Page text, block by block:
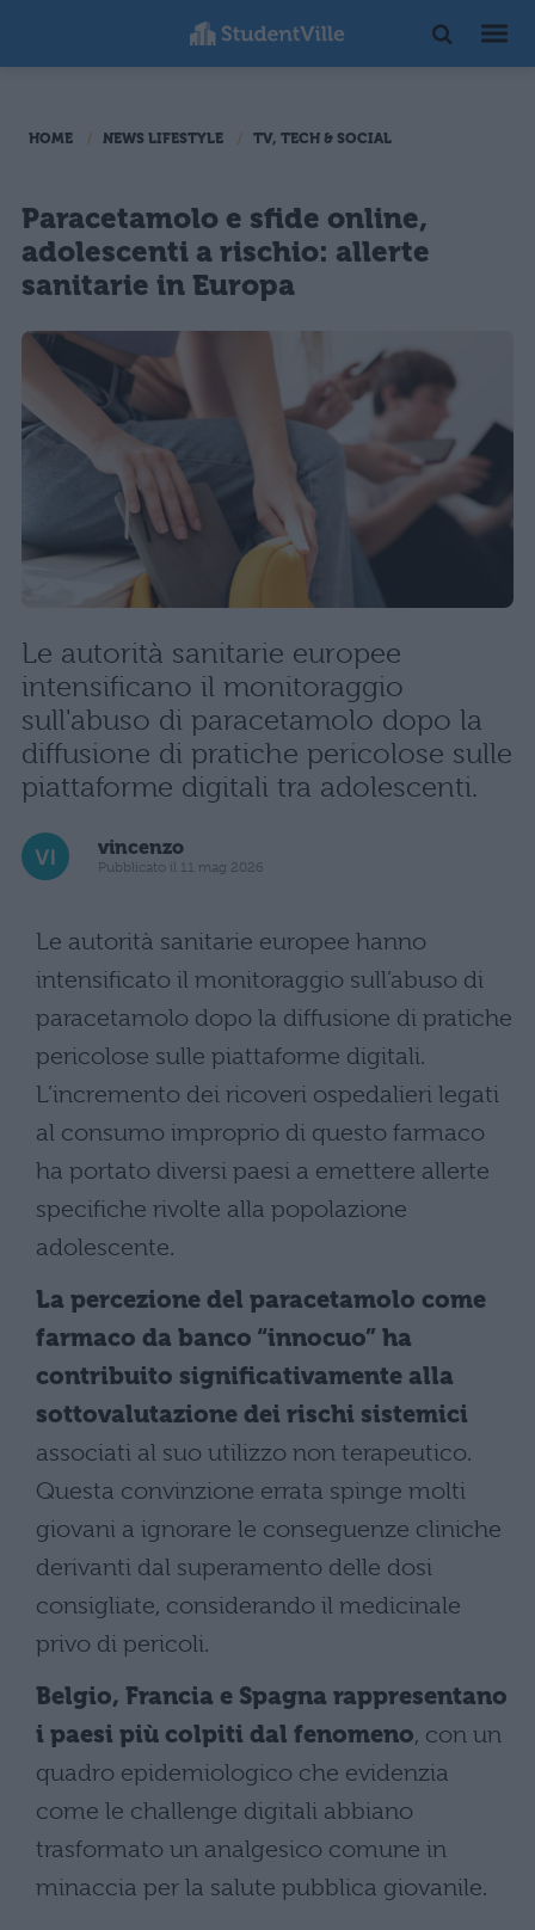
HOME NEWS LIFESTYLE TV, TECH & SOCIAL
Paracetamolo e sfide online,
adolescenti a rischio: allerte
sanitarie in Europa
Le autorità sanitarie europee
intensificano il monitoraggio
sull'abuso di paracetamolo dopo la
diffusione di pratiche pericolose sulle
piattaforme digitali tra adolescenti.
vincenzo
Pubblicato il 11 mag 2026
Le autorità sanitarie europee hanno
intensificato il monitoraggio sull’abuso di
paracetamolo dopo la diffusione di pratiche
pericolose sulle piattaforme digitali.
L’incremento dei ricoveri ospedalieri legati
al consumo improprio di questo farmaco
ha portato diversi paesi a emettere allerte
specifiche rivolte alla popolazione
adolescente.
La percezione del paracetamolo come
farmaco da banco “innocuo” ha
contribuito significativamente alla
sottovalutazione dei rischi sistemici
associati al suo utilizzo non terapeutico.
Questa convinzione errata spinge molti
giovani a ignorare le conseguenze cliniche
derivanti dal superamento delle dosi
consigliate, considerando il medicinale
privo di pericoli.
Belgio, Francia e Spagna rappresentano
i paesi più colpiti dal fenomeno, con un
quadro epidemiologico che evidenzia
come le challenge digitali abbiano
trasformato un analgesico comune in
minaccia per la salute pubblica giovanile.